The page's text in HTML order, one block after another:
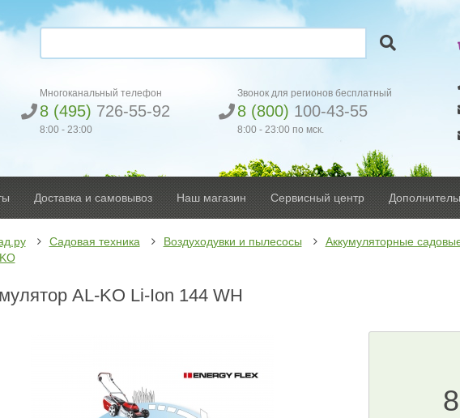
Многоканальный телефон
8 (495) 726-55-92
8:00 - 23:00
Звонок для регионов бесплатный
8 (800) 100-43-55
8:00 - 23:00 по мск.
Доставка и самовывоз Наш магазин Сервисный центр
Садовая техника Воздуходувки и пылесосы
Аккумуляторные
AL-KO Li-Ion 144 WH